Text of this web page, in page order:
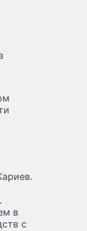
в
с